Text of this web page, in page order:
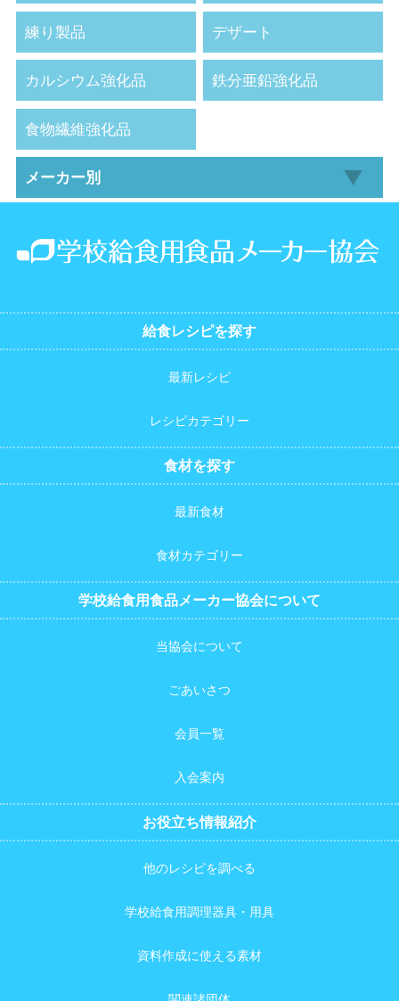
練り製品 デザート
カルシウム強化品 鉄分亜鉛強化品
食物繊維強化品
メーカー別
給食レシピを探す
最新レシピ
レシピカテゴリー
食材を探す
最新食材
食材カテゴリー
学校給食用食品メーカー協会について
当協会について
ごあいさつ
会員一覧
入会案内
お役立ち情報紹介
他のレシピを調べる
学校給食用調理器具・用具
資料作成に使える素材